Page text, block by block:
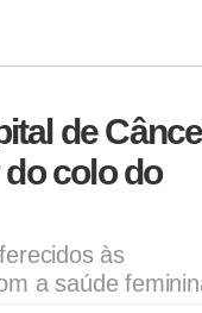
de
colo do
às
a saúde